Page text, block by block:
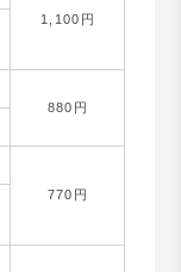
1,100円
880円
770円